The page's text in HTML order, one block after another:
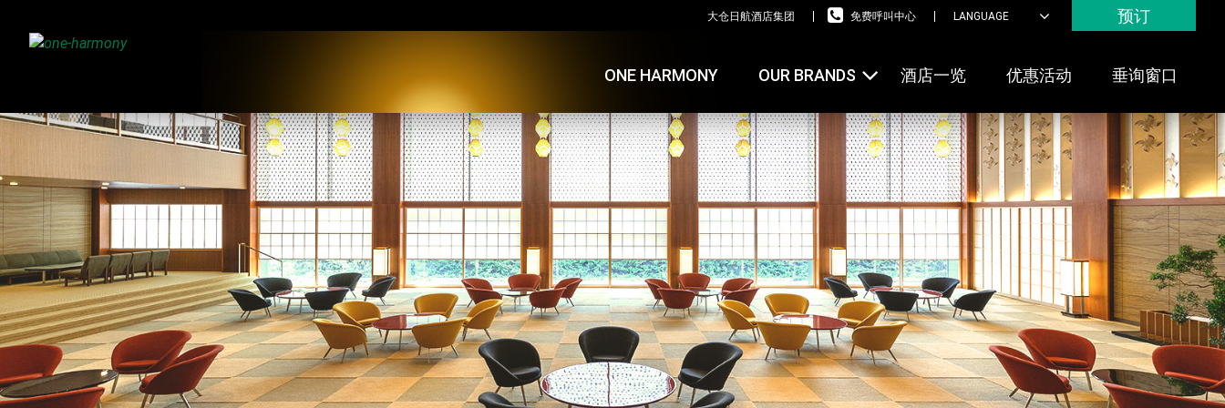
预订
LANGUAGE
免费呼叫中心
大仓日航酒店集团
ONE HARMONY OUR BRANDS
日航酒店国际连锁
日航都市酒店
酒店一览 优惠活动 垂询窗口